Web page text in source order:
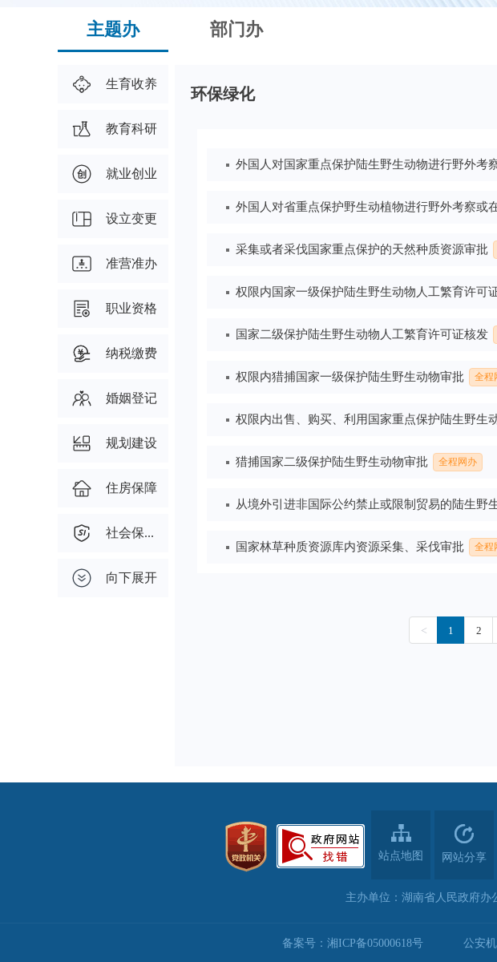
主题办 部门办
生育收养
教育科研
就业创业
设立变更
准营准办
职业资格
纳税缴费
婚姻登记
规划建设
住房保障
社会保...
向下展开
环保绿化
站点地图 网站分享
主办单位：湖南省人民政府办
备案号：湘ICP备05000618号 公安